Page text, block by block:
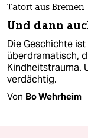
Tatort aus Bremen
Und dann
Die Geschichte
überdramatisch,
Kindheitstrauma.
verdächtig.
Von Bo Wehrheim